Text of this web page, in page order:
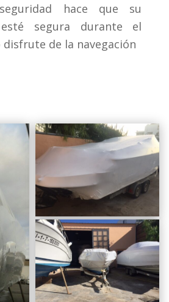
hace que su
esté segura durante el
de la navegación